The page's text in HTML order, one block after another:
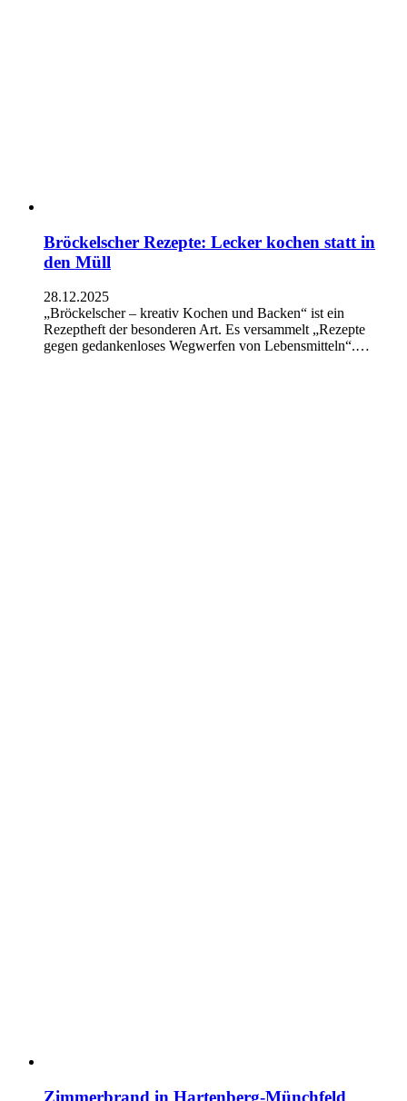
Bröckelscher Rezepte: Lecker kochen statt in
den Müll
28.12.2025
„Bröckelscher – kreativ Kochen und Backen“ ist ein
Rezeptheft der besonderen Art. Es versammelt „Rezepte
gegen gedankenloses Wegwerfen von Lebensmitteln“.…
Zimmerbrand in Hartenberg-Münchfeld